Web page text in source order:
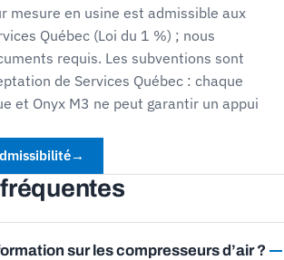
mesure en usine est admissible aux
Québec (Loi du 1 %) ; nous
requis. Les subventions sont
de Services Québec : chaque
et Onyx M3 ne peut garantir un appui
→
sur les compresseurs d’air ?